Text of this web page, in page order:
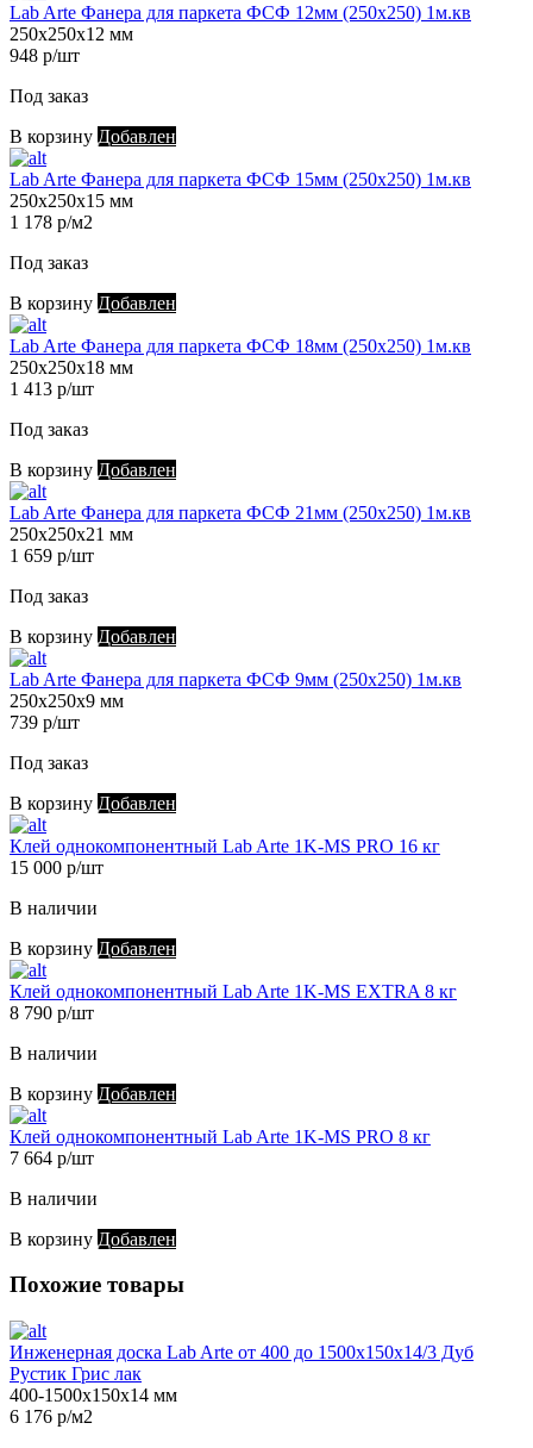
Lab Arte Фанера для паркета ФСФ 12мм (250х250) 1м.кв
250х250х12 мм
948 р/шт
Под заказ
В корзину Добавлен
Lab Arte Фанера для паркета ФСФ 15мм (250х250) 1м.кв
250х250х15 мм
1 178 р/м2
Под заказ
В корзину Добавлен
Lab Arte Фанера для паркета ФСФ 18мм (250х250) 1м.кв
250х250х18 мм
1 413 р/шт
Под заказ
В корзину Добавлен
Lab Arte Фанера для паркета ФСФ 21мм (250х250) 1м.кв
250х250х21 мм
1 659 р/шт
Под заказ
В корзину Добавлен
Lab Arte Фанера для паркета ФСФ 9мм (250х250) 1м.кв
250х250х9 мм
739 р/шт
Под заказ
В корзину Добавлен
Клей однокомпонентный Lab Arte 1K-MS PRO 16 кг
15 000 р/шт
В наличии
В корзину Добавлен
Клей однокомпонентный Lab Arte 1K-MS EXTRA 8 кг
8 790 р/шт
В наличии
В корзину Добавлен
Клей однокомпонентный Lab Arte 1K-MS PRO 8 кг
7 664 р/шт
В наличии
В корзину Добавлен
Похожие товары
Инженерная доска Lab Arte от 400 до 1500х150х14/3 Дуб
Рустик Грис лак
400-1500х150х14 мм
6 176 р/м2